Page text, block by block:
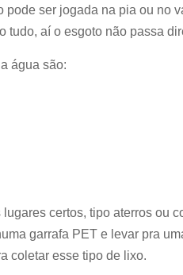
pode ser jogada na pia ou no
tudo, aí o esgoto não passa
água são:
certos, tipo aterros ou
garrafa PET e levar pra
coletar esse tipo de lixo.